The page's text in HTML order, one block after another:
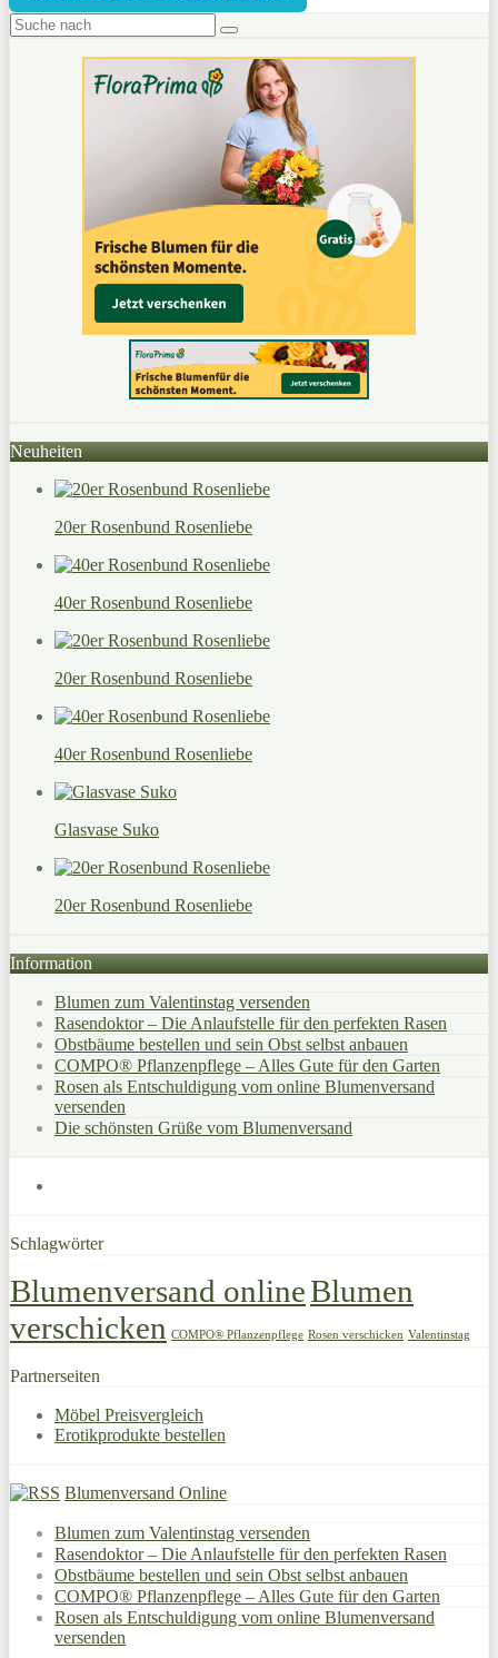
Neuheiten
20er Rosenbund Rosenliebe
40er Rosenbund Rosenliebe
20er Rosenbund Rosenliebe
40er Rosenbund Rosenliebe
Glasvase Suko
20er Rosenbund Rosenliebe
Information
Blumen zum Valentinstag versenden
Rasendoktor – Die Anlaufstelle für den perfekten Rasen
Obstbäume bestellen und sein Obst selbst anbauen
COMPO® Pflanzenpflege – Alles Gute für den Garten
Rosen als Entschuldigung vom online Blumenversand
versenden
Die schönsten Grüße vom Blumenversand
Schlagwörter
Blumenversand onlineBlumen
verschicken COMPO® Pflanzenpflege Rosen verschicken Valentinstag
Partnerseiten
Möbel Preisvergleich
Erotikprodukte bestellen
Blumenversand Online
Blumen zum Valentinstag versenden
Rasendoktor – Die Anlaufstelle für den perfekten Rasen
Obstbäume bestellen und sein Obst selbst anbauen
COMPO® Pflanzenpflege – Alles Gute für den Garten
Rosen als Entschuldigung vom online Blumenversand
versenden